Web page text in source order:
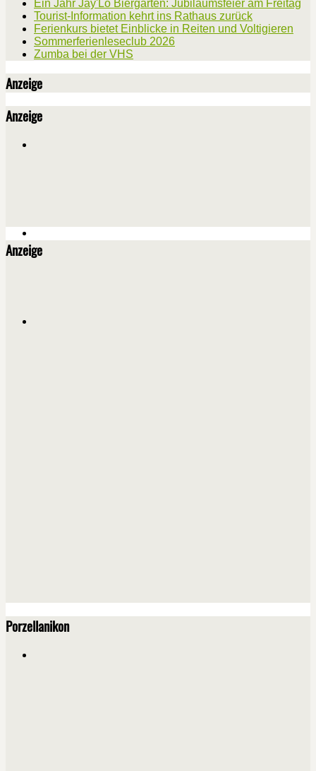
Ein Jahr Jay'Lo Biergarten: Jubiläumsfeier am Freitag
Tourist-Information kehrt ins Rathaus zurück
Ferienkurs bietet Einblicke in Reiten und Voltigieren
Sommerferienleseclub 2026
Zumba bei der VHS
Anzeige
Anzeige
Anzeige
Porzellanikon